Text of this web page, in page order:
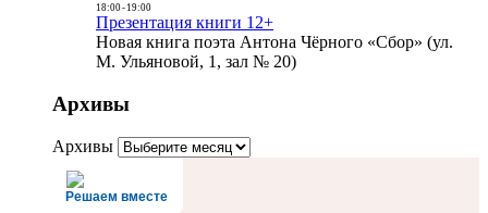
18:00- 19:00
Презентация книги 12+
Новая книга поэта Антона Чёрного «Сбор» (ул.
М. Ульяновой, 1, зал № 20)
Архивы
Архивы
Решаем вместе